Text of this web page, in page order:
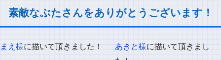
素敵なぶたさんをありがとうございます！
まえ様に描いて頂きました！ あきと様に描いて頂きまし